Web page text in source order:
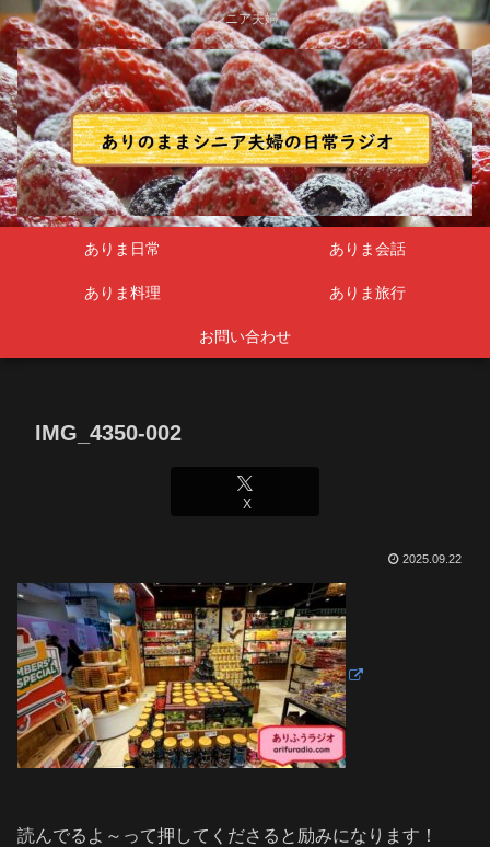
シニア夫婦
ありま日常 ありま会話
ありま料理 ありま旅行
お問い合わせ
IMG_4350-002
X
2025.09.22
読んでるよ～って押してくださると励みになります！